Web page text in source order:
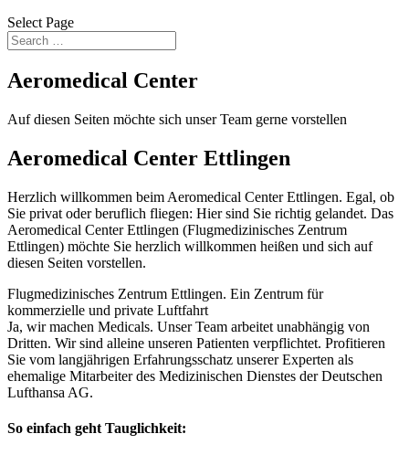
Select Page
Aeromedical Center
Auf diesen Seiten möchte sich unser Team gerne vorstellen
Aeromedical Center Ettlingen
Herzlich willkommen beim Aeromedical Center Ettlingen. Egal, ob
Sie privat oder beruflich fliegen: Hier sind Sie richtig gelandet. Das
Aeromedical Center Ettlingen (Flugmedizinisches Zentrum
Ettlingen) möchte Sie herzlich willkommen heißen und sich auf
diesen Seiten vorstellen.
Flugmedizinisches Zentrum Ettlingen. Ein Zentrum für
kommerzielle und private Luftfahrt
Ja, wir machen Medicals. Unser Team arbeitet unabhängig von
Dritten. Wir sind alleine unseren Patienten verpflichtet. Profitieren
Sie vom langjährigen Erfahrungsschatz unserer Experten als
ehemalige Mitarbeiter des Medizinischen Dienstes der Deutschen
Lufthansa AG.
So einfach geht Tauglichkeit: